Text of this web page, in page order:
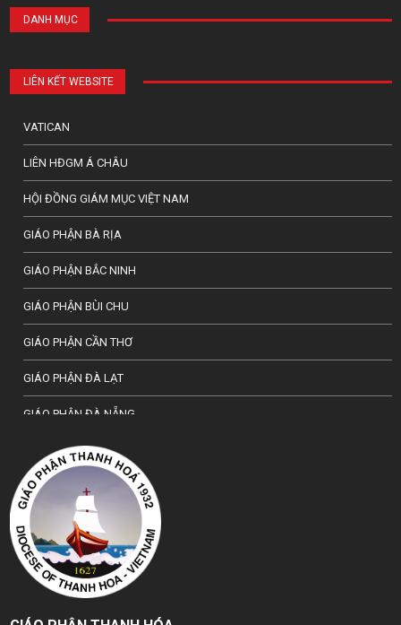
DANH MỤC
LIÊN KẾT WEBSITE
VATICAN
LIÊN HĐGM Á CHÂU
HỘI ĐỒNG GIÁM MỤC VIỆT NAM
GIÁO PHẬN BÀ RỊA
GIÁO PHẬN BẮC NINH
GIÁO PHẬN BÙI CHU
GIÁO PHẬN CẦN THƠ
GIÁO PHẬN ĐÀ LẠT
GIÁO PHẬN ĐÀ NẴNG
TỔNG GIÁO PHẬN HÀ NỘI
GIÁO PHẬN HẢI PHÒNG
TỔNG GIÁO PHẬN HUẾ
GIÁO PHẬN HƯNG HOÁ
GIÁO PHẬN KON TUM